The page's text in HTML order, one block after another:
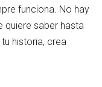
funciona. No hay
quiere saber hasta
historia, crea